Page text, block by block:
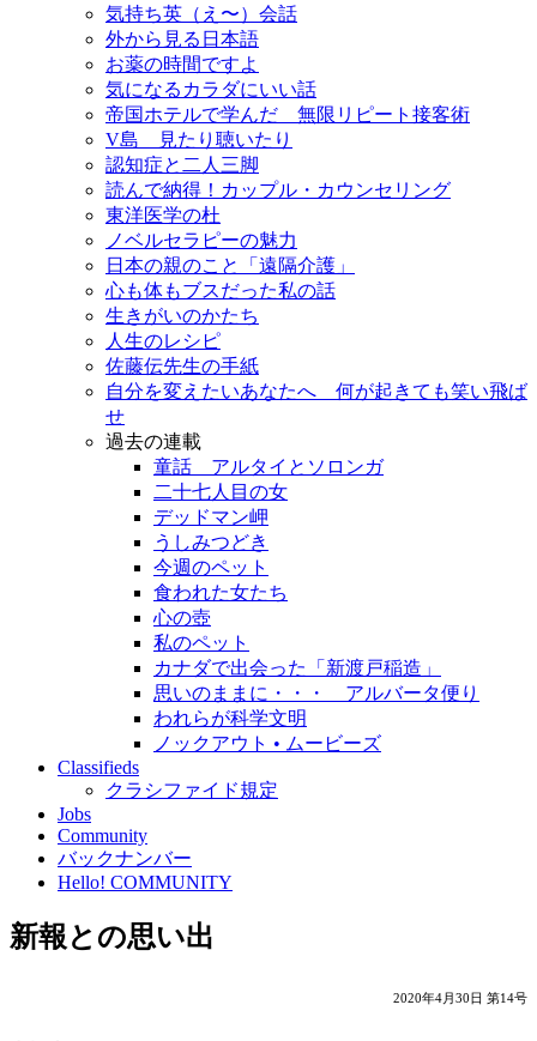
気持ち英（え〜）会話
外から見る日本語
お薬の時間ですよ
気になるカラダにいい話
帝国ホテルで学んだ 無限リピート接客術
V島 見たり聴いたり
認知症と二人三脚
読んで納得！カップル・カウンセリング
東洋医学の杜
ノベルセラピーの魅力
日本の親のこと「遠隔介護」
心も体もブスだった私の話
生きがいのかたち
人生のレシピ
佐藤伝先生の手紙
自分を変えたいあなたへ 何が起きても笑い飛ば
せ
過去の連載
童話 アルタイとソロンガ
二十七人目の女
デッドマン岬
うしみつどき
今週のペット
食われた女たち
心の壺
私のペット
カナダで出会った「新渡戸稲造」
思いのままに・・・ アルバータ便り
われらが科学文明
ノックアウト • ムービーズ
Classifieds
クラシファイド規定
Jobs
Community
バックナンバー
Hello! COMMUNITY
新報との思い出
2020年4月30日 第14号